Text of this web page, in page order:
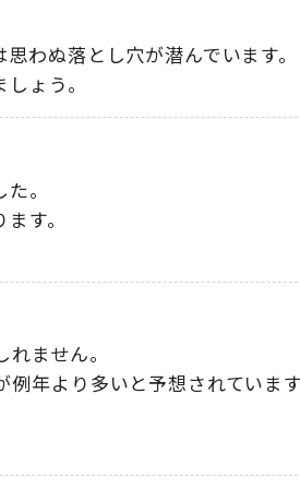
わぬ落とし穴が潜んでいます。
ょう。
。
す。
ません。
年より多いと予想されていま